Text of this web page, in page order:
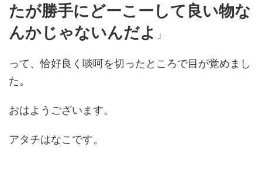
たが勝手にどーこーして良い物な
んかじゃないんだよ 」
って、恰好良く啖呵を切ったところで目が覚めまし
た。
おはようございます。
アタチはなこです。